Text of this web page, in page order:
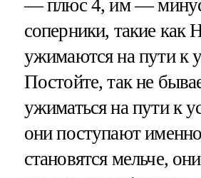
— плюс 4, им —
соперники, такие как
ужимаются на пути к
Постойте, так не
ужиматься на пути к
они поступают
становятся мельче,